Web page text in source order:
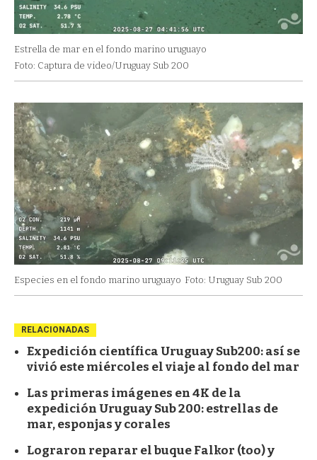
Estrella de mar en el fondo marino uruguayo
Foto: Captura de video/Uruguay Sub 200
Especies en el fondo marino uruguayo Foto: Uruguay Sub 200
RELACIONADAS
Expedición científica Uruguay Sub200: así se
vivió este miércoles el viaje al fondo del mar
Las primeras imágenes en 4K de la
expedición Uruguay Sub 200: estrellas de
mar, esponjas y corales
Lograron reparar el buque Falkor (too) y